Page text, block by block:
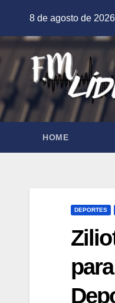
contenido
8 de agosto de 2026
HOME
DEPORTES